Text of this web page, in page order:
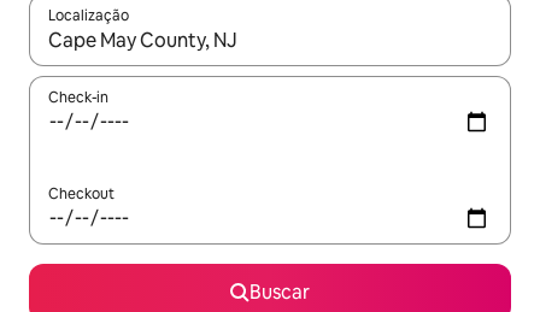
Localização
Quando os resultados estiverem disponíveis, explore-os
Check-in
Checkout
Buscar